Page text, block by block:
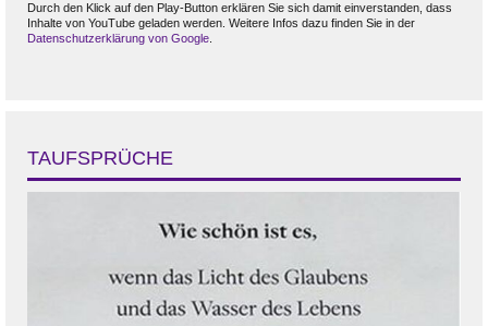
Durch den Klick auf den Play-Button erklären Sie sich damit einverstanden, dass
Inhalte von YouTube geladen werden. Weitere Infos dazu finden Sie in der
Datenschutzerklärung von Google
TAUFSPRÜCHE